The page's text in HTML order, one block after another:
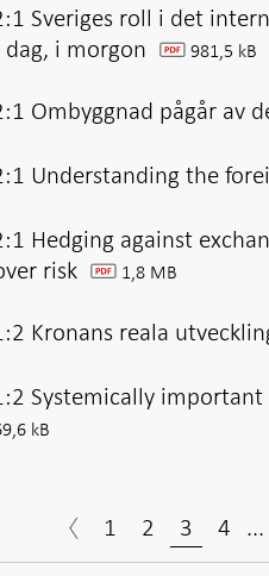
Sveriges roll i det
dag, i morgon
pdf 981,5 kB
Ombyggnad pågår av
Understanding the
Hedging against
risk pdf 1,8 MB
Kronans reala
Systemically important
kB
1 2 3 4 ...